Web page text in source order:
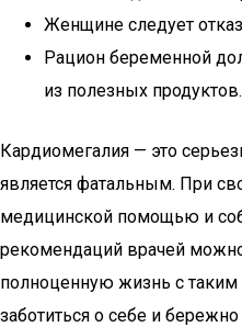
Женщине следует
Рацион беременной
из полезных продуктов.
Кардиомегалия — это
является фатальным. При
медицинской помощью и
рекомендаций врачей
полноценную жизнь с таким
заботиться о себе и